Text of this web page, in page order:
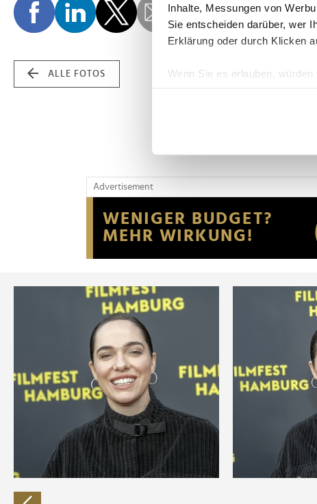
Inhalte, Messungen von
Sie entscheiden darüber, wer
Erklärung oder durch Klicken
Wenn Sie es erlauben, würden
Erfahren Sie mehr darüber,
Wir verwenden Cookies, um
Website an unsere Partner für
möglicherweise mit weiteren
der Dienste gesammelt haben.
ALLE FOTOS
Advertisement